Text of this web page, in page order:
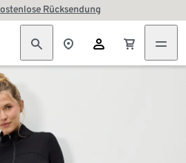
Rücksendung